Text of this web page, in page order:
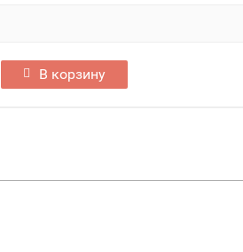
В корзину